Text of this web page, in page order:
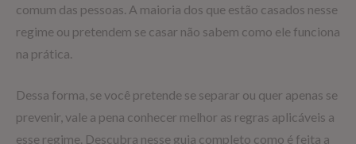
comum das pessoas. A maioria dos que estão casados nesse
regime ou pretendem se casar não sabem como ele funciona
na prática.
Dessa forma, se você pretende se separar ou quer apenas se
prevenir, vale a pena conhecer melhor as regras aplicáveis a
esse regime. Descubra nesse guia completo como é feita a